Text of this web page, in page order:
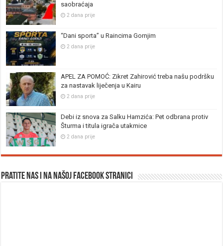
saobraćaja
2 dana prije
“Dani sporta” u Raincima Gornjim
2 dana prije
APEL ZA POMOĆ: Zikret Zahirović treba našu podršku
za nastavak liječenja u Kairu
2 dana prije
Debi iz snova za Salku Hamzića: Pet odbrana protiv
Šturma i titula igrača utakmice
2 dana prije
Pratite nas i na našoj facebook stranici